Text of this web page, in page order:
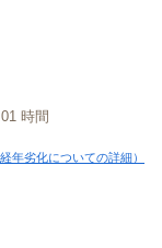
時間
経年劣化についての詳細）